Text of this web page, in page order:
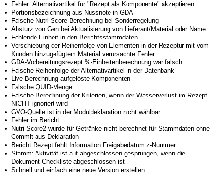
•
Fehler: Alternativartikel für "Rezept als Komponente" akzeptieren
•
Portionsbezeichnung aus Nussnote in GDA
•
Falsche Nutri-Score-Berechnung bei Sonderregelung
• Absturz von Gen bei Aktualisierung von Lieferant/Material oder Name
•
Fehlende Einheit in den Berichtsstammdaten
• Verschiebung der Reihenfolge von Elementen in der Rezeptur mit vom
Kunden hinzugefügtem Material verursachte Fehler
• GDA-Vorbereitungsrezept %-Einheitenberechnung war falsch
•
Falsche Reihenfolge der Alternativartikel in der Datenbank
•
Live-Berechnung aufgelöste Komponenten
•
Falsche QUID-Menge
•
Falsche Berechnung der Kriterien, wenn der Wasserverlust im Rezept
NICHT ignoriert wird
• GVO-Quelle ist in der Moduldeklaration nicht wählbar
•
Fehler im Bericht
•
Nutri-Score2 wurde für Getränke nicht berechnet für Stammdaten ohne
Commit aus Deklaration
•
Bericht Rezept fehlt Information Freigabedatum z-Nummer
• Stamm: Aktivität ist auf abgeschlossen gesprungen, wenn die
Dokument-Checkliste abgeschlossen ist
• Schnell und einfach eine neue Version erstellen